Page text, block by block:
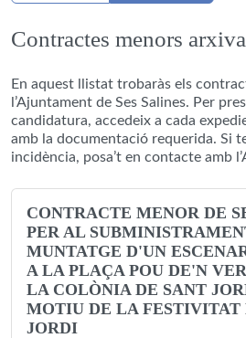
Contractes menors
En aquest llistat trobaràs els
l’Ajuntament de Ses Salines. Per
candidatura, accedeix a cada
amb la documentació requerida. Si
incidència, posa’t en contacte amb
CONTRACTE MENOR DE
PER AL
MUNTATGE D'UN
A LA PLAÇA POU DE'N
LA COLÒNIA DE SANT
MOTIU DE LA FESTIVITAT
JORDI